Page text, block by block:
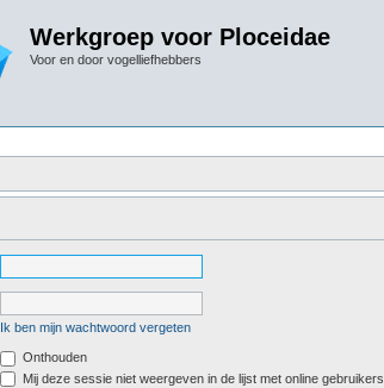
Werkgroep voor Ploceidae
Voor en door vogelliefhebbers
Ik ben mijn wachtwoord vergeten
Onthouden
Mij deze sessie niet weergeven in de lijst met online gebruikers